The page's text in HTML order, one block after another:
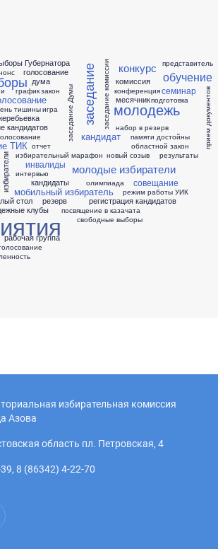
Губернатора
кандидатов
голосование
график
тишины
дума
закон заседание
заседание Думы
ТИК
заседание комиссии
игра
избиратели избирательный марафон
инвалиды
интервью
кандидат
кандидаты
комиссия
конкурс
конференция
стол
месячник
мобильный избиратель
клубы
молодежь
молодые избиратели
набор в резерв
новый созыв
областной закон
обучение
олимпиада
отчет
памяти достойны
подготовка
посвящение в казачата
представитель
прием документов
рабочая группа
регистрация кандидатов
режим работы УИК
резерв
результаты
свободные выборы
семинар
совещание
избирательная комиссия
Азова
область пл. Петровская, 4
8 (86342) 4-22-70